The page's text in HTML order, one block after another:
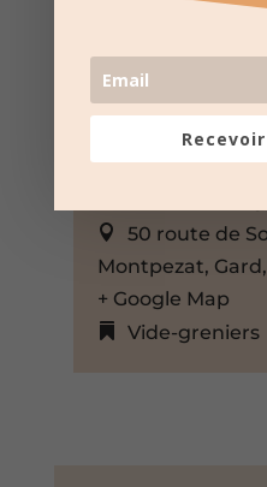
5 Oct 2025
07:00 au 14:59
50 route de
Montpezat,
+ Google Map
Vide-greniers